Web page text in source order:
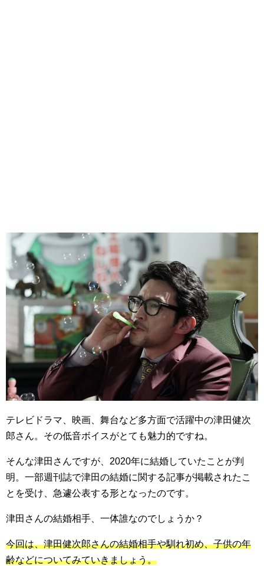
テレビドラマ、映画、舞台など多方面で活躍中の津田健次
郎さん。その低音ボイスがとても魅力的ですね。
そんな津田さんですが、2020年に結婚していたことが判
明。一部週刊誌で津田の結婚に関する記事が掲載されたこ
とを受け、急遽公表する形となったのです。
津田さんの結婚相手、一体誰なのでしょうか？
今回は、津田健次郎さんの結婚相手や馴れ初め、子供の年
齢などについてみていきましょう。